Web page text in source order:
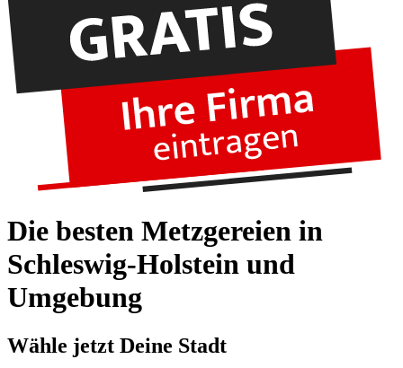
Die besten Metzgereien in
Schleswig-Holstein und
Umgebung
Wähle jetzt Deine Stadt